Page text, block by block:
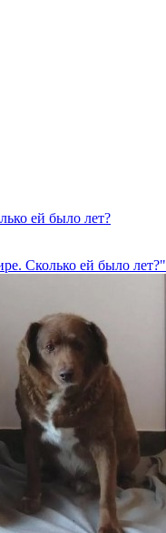
ей было лет?
Сколько ей было лет?"